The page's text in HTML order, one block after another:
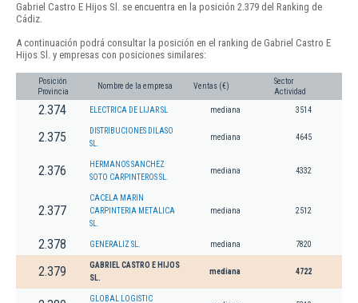
Gabriel Castro E Hijos Sl. se encuentra en la posición 2.379 del Ranking de
Cádiz.
A continuación podrá consultar la posición en el ranking de Gabriel Castro E
Hijos Sl. y empresas con posiciones similares:
Posición
Provincia
Nombre de la empresa Ventas (€)
Sector
Actividad
2.374 ELECTRICA DE LIJAR SL mediana 3514
2.375
DISTRIBUCIONES DILASO
SL.
mediana 4645
2.376
HERMANOS SANCHEZ
SOTO CARPINTEROS SL.
mediana 4332
2.377
CACELA MARIN
CARPINTERIA METALICA
SL.
mediana 2512
2.378 GENERALIZ SL. mediana 7820
2.379
GABRIEL CASTRO E HIJOS
SL.
mediana 4722
GLOBAL LOGISTIC